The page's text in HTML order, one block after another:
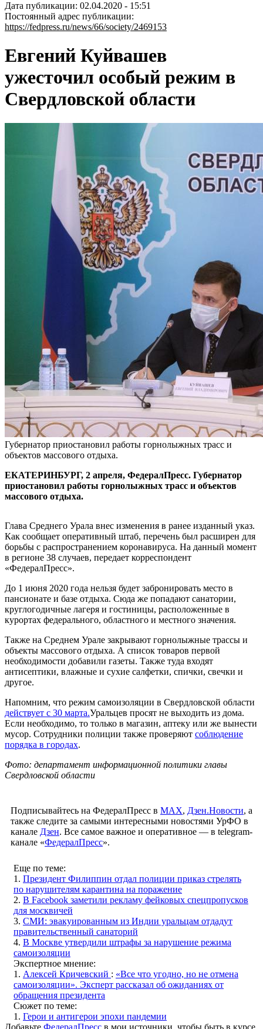
Дата публикации: 02.04.2020 - 15:51
Постоянный адрес публикации:
https://fedpress.ru/news/66/society/2469153
Евгений Куйвашев
ужесточил особый режим в
Свердловской области
Губернатор приостановил работы горнолыжных трасс и
объектов массового отдыха.
ЕКАТЕРИНБУРГ, 2 апреля, ФедералПресс. Губернатор
приостановил работы горнолыжных трасс и объектов
массового отдыха.
Глава Среднего Урала внес изменения в ранее изданный указ.
Как сообщает оперативный штаб, перечень был расширен для
борьбы с распространением коронавируса. На данный момент
в регионе 38 случаев, передает корреспондент
«ФедералПресс».
До 1 июня 2020 года нельзя будет забронировать место в
пансионате и базе отдыха. Сюда же попадают санатории,
круглогодичные лагеря и гостиницы, расположенные в
курортах федерального, областного и местного значения.
Также на Среднем Урале закрывают горнолыжные трассы и
объекты массового отдыха. А список товаров первой
необходимости добавили газеты. Также туда входят
антисептики, влажные и сухие салфетки, спички, свечки и
другое.
Напомним, что режим самоизоляции в Свердловской области
действует с 30 марта.Уральцев просят не выходить из дома.
Если необходимо, то только в магазин, аптеку или же вынести
мусор. Сотрудники полиции также проверяют соблюдение
порядка в городах.
Фото: департамент информационной политики главы
Свердловской области
Подписывайтесь на ФедералПресс в МАХ, Дзен.Новости, а
также следите за самыми интересными новостями УрФО в
канале Дзен. Все самое важное и оперативное — в telegram-
канале «ФедералПресс».
Еще по теме:
1. Президент Филиппин отдал полиции приказ стрелять
по нарушителям карантина на поражение
2. В Facebook заметили рекламу фейковых спецпропусков
для москвичей
3. СМИ: эвакуированным из Индии уральцам отдадут
правительственный санаторий
4. В Москве утвердили штрафы за нарушение режима
самоизоляции
Экспертное мнение:
1. Алексей Кричевский : «Все что угодно, но не отмена
самоизоляции». Эксперт рассказал об ожиданиях от
обращения президента
Сюжет по теме:
1. Герои и антигерои эпохи пандемии
Добавьте ФедералПресс в мои источники, чтобы быть в курсе